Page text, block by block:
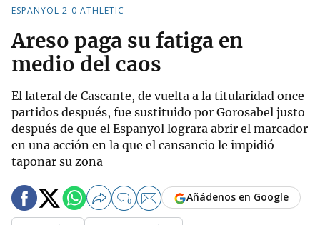
ESPANYOL 2-0 ATHLETIC
Areso paga su fatiga en
medio del caos
El lateral de Cascante, de vuelta a la titularidad once
partidos después, fue sustituido por Gorosabel justo
después de que el Espanyol lograra abrir el marcador
en una acción en la que el cansancio le impidió
taponar su zona
0 Añádenos en Google